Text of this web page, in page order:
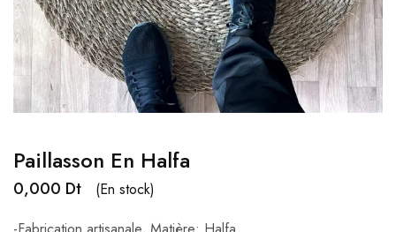
Paillasson En Halfa
0,000 Dt
(En stock)